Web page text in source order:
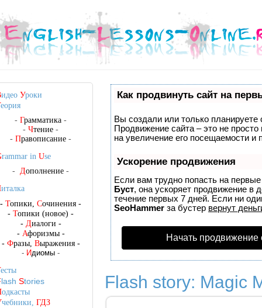
Как продвинуть сайт на
Вы создали или только планируете
Продвижение сайта – это не
на увеличение его посещаемости
Ускорение продвижения
Если вам трудно попасть на
Буст, она ускоряет продвижение в
течение первых 7 дней. Если ни
SeoHammer за бустер вернут
Начать продвижение
Flash story: Magic
идео Уроки
еория
- Грамматика -
- Чтение -
- Правописание -
rammar in Use
- Дополнение -
италка
- Топики, Сочинения -
- Топики (новое) -
- Диалоги -
- Афоризмы-
- Фразы, Выражения-
- Идиомы -
есты
lash Stories
одкасты
чебники, ГДЗ